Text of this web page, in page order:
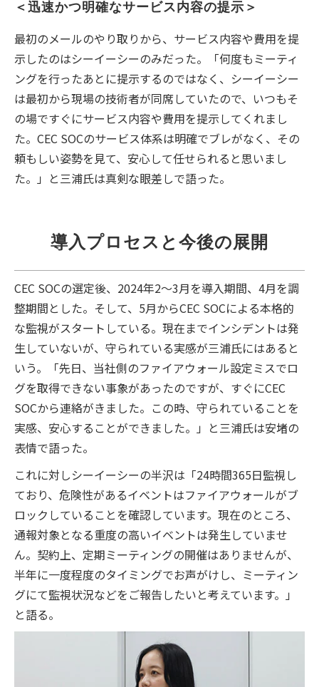
＜迅速かつ明確なサービス内容の提示＞
最初のメールのやり取りから、サービス内容や費用を提
示したのはシーイーシーのみだった。「何度もミーティ
ングを行ったあとに提示するのではなく、シーイーシー
は最初から現場の技術者が同席していたので、いつもそ
の場ですぐにサービス内容や費用を提示してくれまし
た。CEC SOCのサービス体系は明確でブレがなく、その
頼もしい姿勢を見て、安心して任せられると思いまし
た。」と三浦氏は真剣な眼差しで語った。
導入プロセスと今後の展開
CEC SOCの選定後、2024年2～3月を導入期間、4月を調
整期間とした。そして、5月からCEC SOCによる本格的
な監視がスタートしている。現在までインシデントは発
生していないが、守られている実感が三浦氏にはあると
いう。「先日、当社側のファイアウォール設定ミスでロ
グを取得できない事象があったのですが、すぐにCEC
SOCから連絡がきました。この時、守られていることを
実感、安心することができました。」と三浦氏は安堵の
表情で語った。
これに対しシーイーシーの半沢は「24時間365日監視し
ており、危険性があるイベントはファイアウォールがブ
ロックしていることを確認しています。現在のところ、
通報対象となる重度の高いイベントは発生していませ
ん。契約上、定期ミーティングの開催はありませんが、
半年に一度程度のタイミングでお声がけし、ミーティン
グにて監視状況などをご報告したいと考えています。」
と語る。